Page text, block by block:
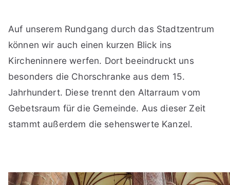
Auf unserem Rundgang durch das Stadtzentrum
können wir auch einen kurzen Blick ins
Kircheninnere werfen. Dort beeindruckt uns
besonders die Chorschranke aus dem 15.
Jahrhundert. Diese trennt den Altarraum vom
Gebetsraum für die Gemeinde. Aus dieser Zeit
stammt außerdem die sehenswerte Kanzel.